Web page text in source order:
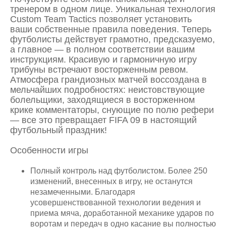
тренером в одном лице. Уникальная технология
Custom Team Tactics позволяет установить
ваши собственные правила поведения. Теперь
футболисты действует грамотно, предсказуемо,
а главное — в полном соответствии вашим
инструкциям. Красивую и гармоничную игру
трибуны встречают восторженным ревом.
Атмосфера грандиозных матчей воссоздана в
мельчайших подробностях: неистовствующие
болельщики, заходящиеся в восторженном
крике комментаторы, снующие по полю рефери
— все это превращает FIFA 09 в настоящий
футбольный праздник!
Особенности игры
Полный контроль над футболистом. Более 250
изменений, внесенных в игру, не останутся
незамеченными. Благодаря
усовершенствованной технологии ведения и
приема мяча, доработанной механике ударов по
воротам и передач в одно касание вы полностью